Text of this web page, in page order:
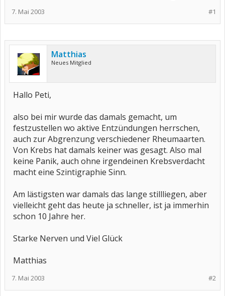
#1
7. Mai 2003
Matthias
Neues Mitglied
Hallo Peti,
also bei mir wurde das damals gemacht, um
festzustellen wo aktive Entzündungen herrschen,
auch zur Abgrenzung verschiedener Rheumaarten.
Von Krebs hat damals keiner was gesagt. Also mal
keine Panik, auch ohne irgendeinen Krebsverdacht
macht eine Szintigraphie Sinn.
Am lästigsten war damals das lange stillliegen, aber
vielleicht geht das heute ja schneller, ist ja immerhin
schon 10 Jahre her.
Starke Nerven und Viel Glück
Matthias
#2
7. Mai 2003